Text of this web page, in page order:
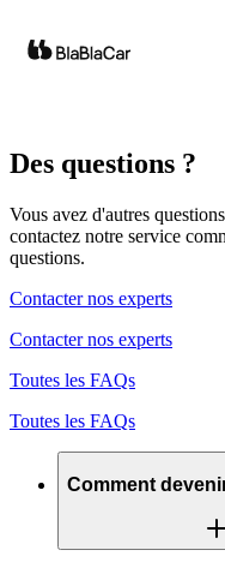
Des questions ?
Vous avez d'autres
contactez notre service
questions.
Contacter nos experts
Contacter nos experts
Toutes les FAQs
Toutes les FAQs
Comment